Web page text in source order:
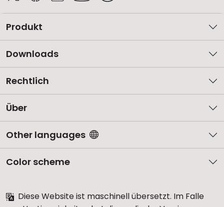
Produkt
Downloads
Rechtlich
Über
Other languages
Color scheme
Diese Website ist maschinell übersetzt. Im Falle